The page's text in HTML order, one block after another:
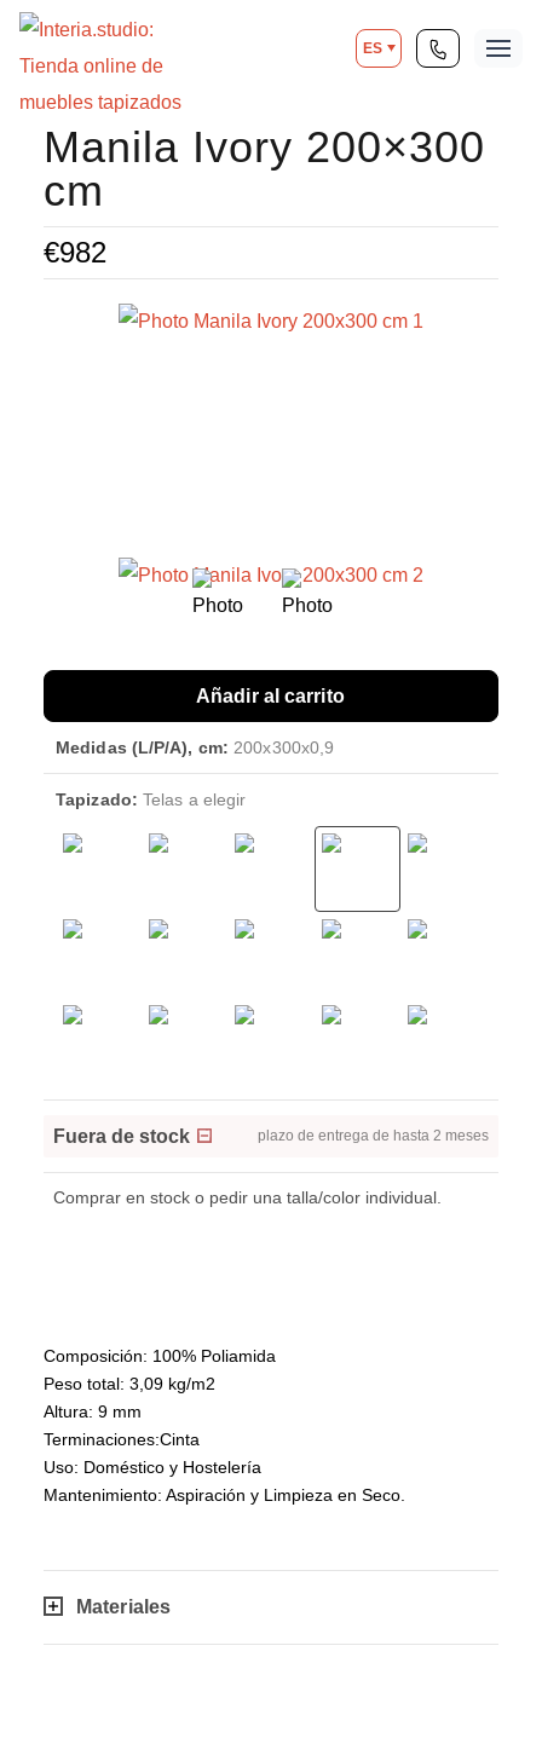
ES
Manila Ivory 200×300
cm
€982
Medidas (L/P/A), cm: 200x300x0,9
Tapizado: Telas a elegir
Fuera de stock plazo de entrega de hasta 2 meses
Comprar en stock o pedir una talla/color individual.
Añadir al carrito
Composición: 100% Poliamida
Peso total: 3,09 kg/m2
Altura: 9 mm
Terminaciones:Cinta
Uso: Doméstico y Hostelería
Mantenimiento: Aspiración y Limpieza en Seco.
Materiales